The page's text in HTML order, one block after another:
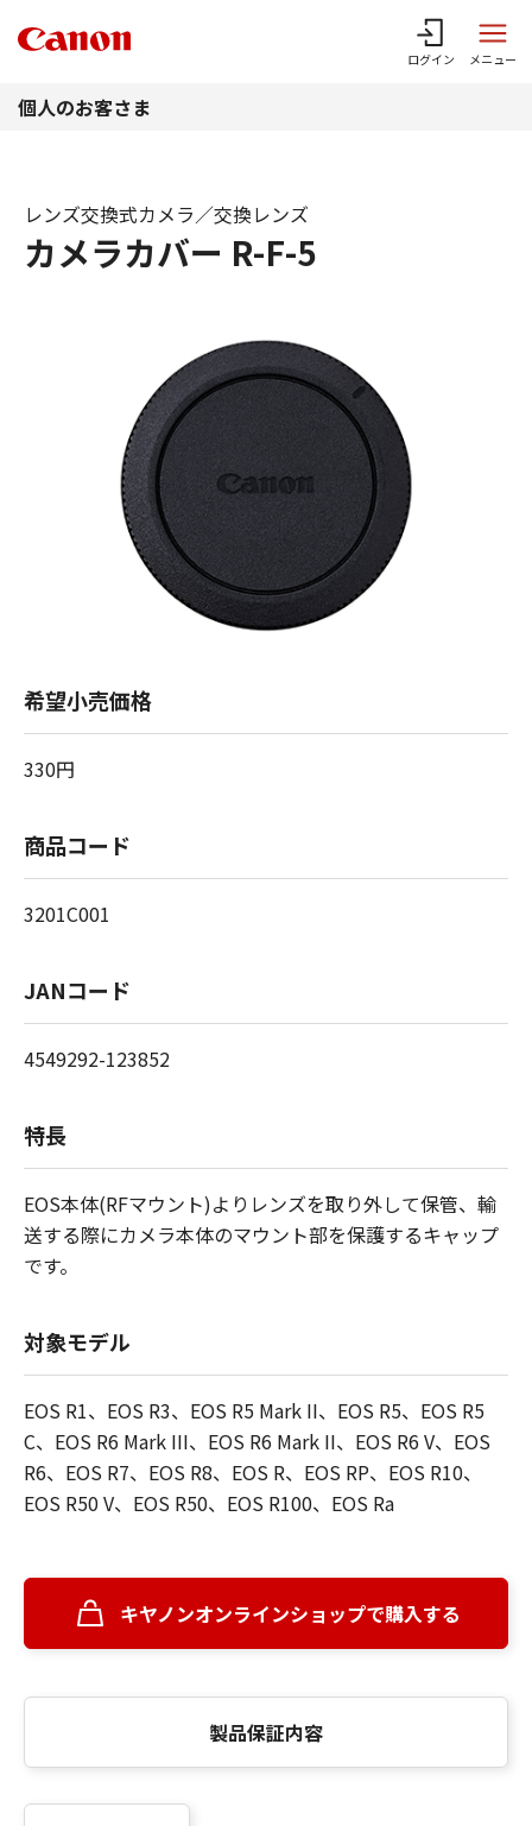
ログイン メニュー
個人のお客さま
カメラカバー R-F-5
レンズ交換式カメラ／交換レンズ
希望小売価格
330円
商品コード
3201C001
JANコード
4549292-123852
特長
EOS本体(RFマウント)よりレンズを取り外して保管、輸
送する際にカメラ本体のマウント部を保護するキャップ
です。
対象モデル
EOS R1、EOS R3、EOS R5 Mark II、EOS R5、EOS R5
C、EOS R6 Mark III、EOS R6 Mark II、EOS R6 V、EOS
R6、EOS R7、EOS R8、EOS R、EOS RP、EOS R10、
EOS R50 V、EOS R50、EOS R100、EOS Ra
キヤノンオンラインショップで購入する
製品保証内容